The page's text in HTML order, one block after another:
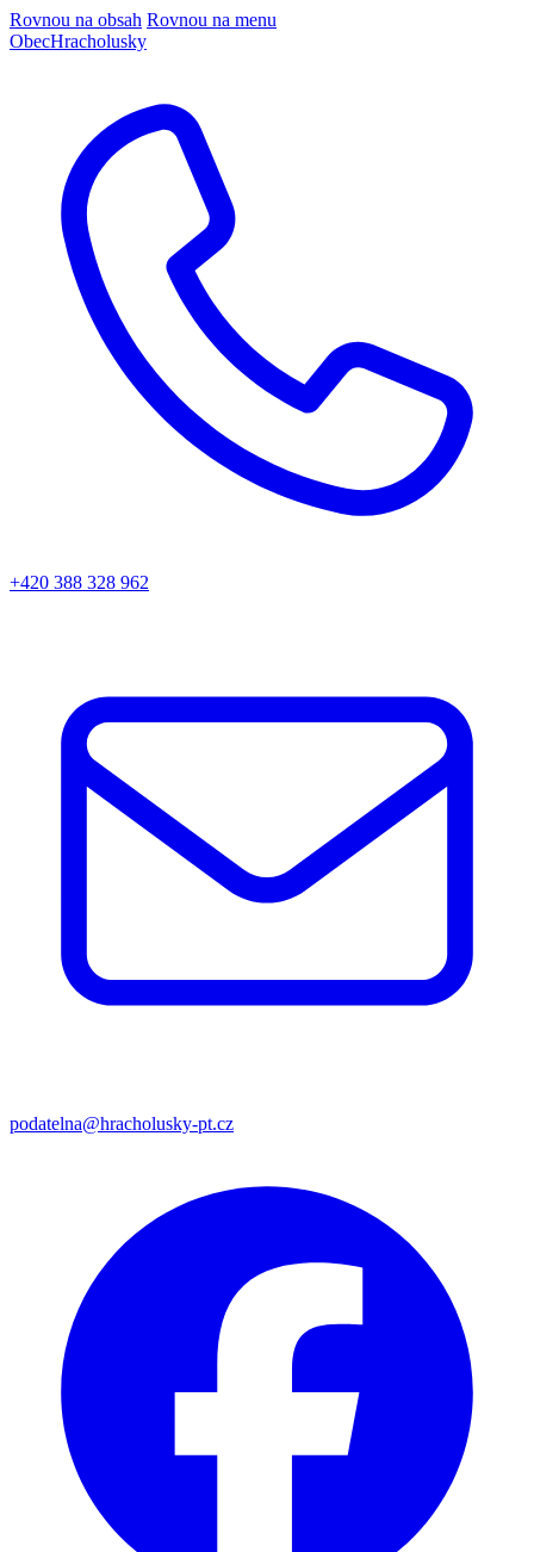
Rovnou na obsah Rovnou na menu
ObecHracholusky
+420 388 328 962
podatelna@hracholusky-pt.cz